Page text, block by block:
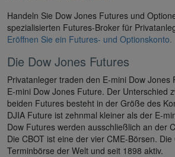
Handeln Sie Dow Jones Futures und
spezialisierten Futures-Broker für
Eröffnen Sie ein Futures- und Optionskonto.
Die Dow Jones Futures
Privatanleger traden den E-mini Dow Jones
E-mini Dow Jones Future. Der Unterschied
beiden Futures besteht in der Größe des
DJIA Future ist zehnmal kleiner als der E-
Dow Futures werden ausschließlich an der
Die CBOT ist eine der vier CME-Börsen.
Terminbörse der Welt und seit 1898 aktiv.